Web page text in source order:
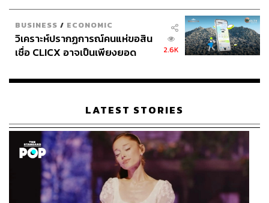
BUSINESS / ECONOMIC
วิเคราะห์ปรากฏการณ์คนแห่ขอสิน
เชื่อ CLICX อาจเป็นเพียงยอด
เรือนไทยที่ถูกซุกไว้
2.6K
LATEST STORIES